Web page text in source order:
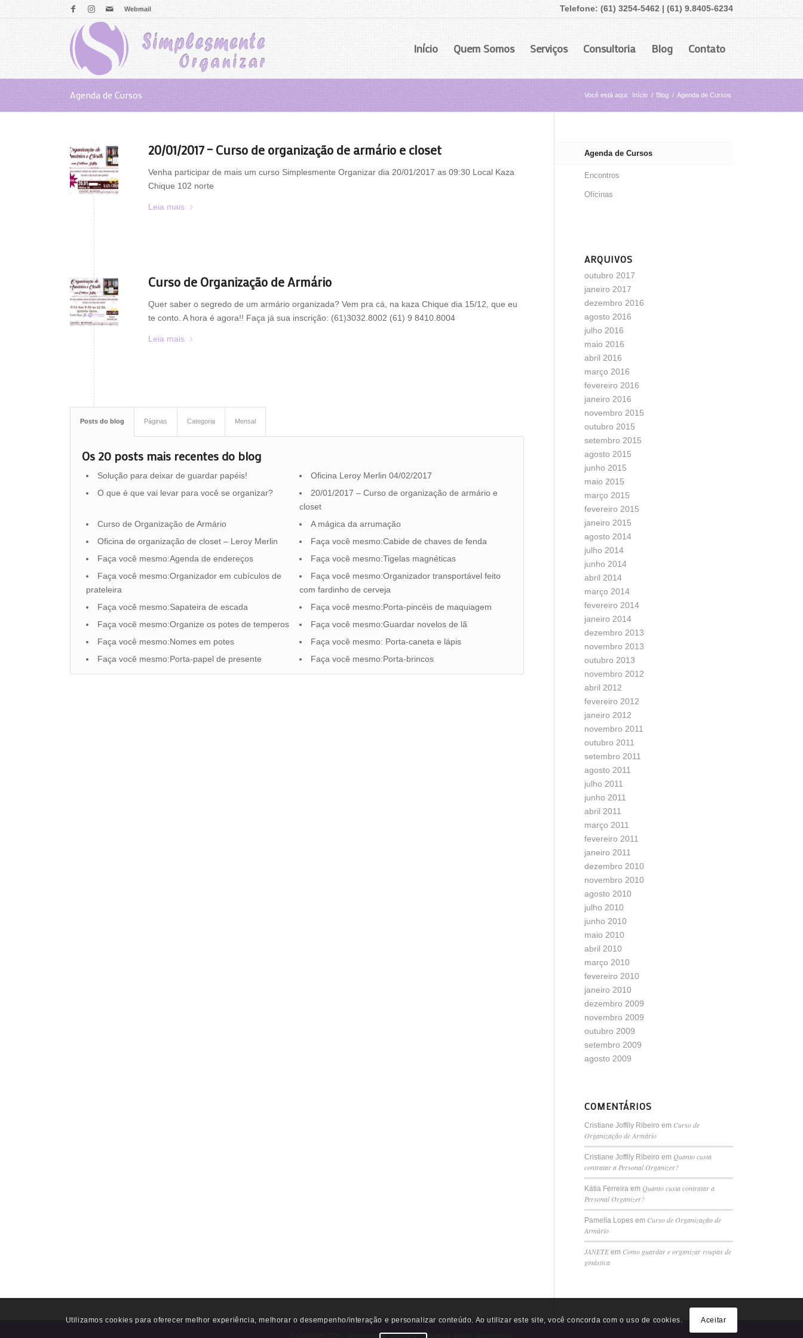
Webmail Telefone: (61) 3254-5462 | (61) 9.8405-6234
Início Quem Somos Serviços Consultoria Blog Contato
Agenda de Cursos Você está aqui: Início / Blog / Agenda de Cursos
20/01/2017 – Curso de organização de armário e closet
Venha participar de mais um curso Simplesmente Organizar dia 20/01/2017 as 09:30 Local Kaza
Chique 102 norte
Leia mais
Curso de Organização de Armário
Quer saber o segredo de um armário organizada? Vem pra cá, na kaza Chique dia 15/12, que eu
te conto. A hora é agora!! Faça já sua inscrição: (61)3032.8002 (61) 9 8410.8004
Leia mais
Posts do blog Páginas Categoria Mensal
Os 20 posts mais recentes do blog
Solução para deixar de guardar papéis!
Oficina Leroy Merlin 04/02/2017
O que é que vai levar para você se organizar?
20/01/2017 – Curso de organização de armário e
closet
Curso de Organização de Armário
A mágica da arrumação
Oficina de organização de closet – Leroy Merlin
Faça você mesmo:Cabide de chaves de fenda
Faça você mesmo:Agenda de endereços
Faça você mesmo:Tigelas magnéticas
Faça você mesmo:Organizador em cubículos de
prateleira
Faça você mesmo:Organizador transportável feito
com fardinho de cerveja
Faça você mesmo:Sapateira de escada
Faça você mesmo:Porta-pincéis de maquiagem
Faça você mesmo:Organize os potes de temperos
Faça você mesmo:Guardar novelos de lã
Faça você mesmo:Nomes em potes
Faça você mesmo: Porta-caneta e lápis
Faça você mesmo:Porta-papel de presente
Faça você mesmo:Porta-brincos
Agenda de Cursos
Encontros
Oficinas
ARQUIVOS
outubro 2017
janeiro 2017
dezembro 2016
agosto 2016
julho 2016
maio 2016
abril 2016
março 2016
fevereiro 2016
janeiro 2016
novembro 2015
outubro 2015
setembro 2015
agosto 2015
junho 2015
maio 2015
março 2015
fevereiro 2015
janeiro 2015
agosto 2014
julho 2014
junho 2014
abril 2014
março 2014
fevereiro 2014
janeiro 2014
dezembro 2013
novembro 2013
outubro 2013
novembro 2012
abril 2012
fevereiro 2012
janeiro 2012
novembro 2011
outubro 2011
setembro 2011
agosto 2011
julho 2011
junho 2011
abril 2011
março 2011
fevereiro 2011
janeiro 2011
dezembro 2010
novembro 2010
agosto 2010
julho 2010
junho 2010
maio 2010
abril 2010
março 2010
fevereiro 2010
janeiro 2010
dezembro 2009
novembro 2009
outubro 2009
setembro 2009
agosto 2009
COMENTÁRIOS
Cristiane Joffily Ribeiro em Curso de
Organização de Armário
Cristiane Joffily Ribeiro emQuanto custa
contratar a Personal Organizer?
Kátia Ferreira emQuanto custa contratar a
Personal Organizer?
Pamella Lopes em Curso de Organização de
Armário
JANETEem Como guardar e organizar roupas de
ginástica
© Copyright 2026 - Simplesmente Organizar - Todos os direitos Reservados.
Utilizamos cookies para oferecer melhor experiência, melhorar o desempenho/interação e personalizar conteúdo. Ao utilizar este site, você concorda com o uso de cookies. Aceitar